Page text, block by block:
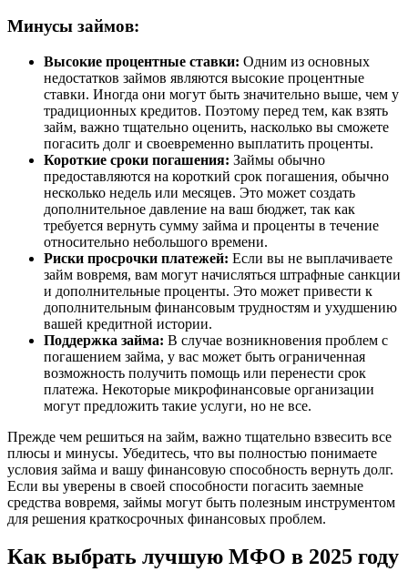
Минусы займов:
Высокие процентные ставки: Одним из основных
недостатков займов являются высокие процентные
ставки. Иногда они могут быть значительно выше, чем у
традиционных кредитов. Поэтому перед тем, как взять
займ, важно тщательно оценить, насколько вы сможете
погасить долг и своевременно выплатить проценты.
Короткие сроки погашения: Займы обычно
предоставляются на короткий срок погашения, обычно
несколько недель или месяцев. Это может создать
дополнительное давление на ваш бюджет, так как
требуется вернуть сумму займа и проценты в течение
относительно небольшого времени.
Риски просрочки платежей: Если вы не выплачиваете
займ вовремя, вам могут начисляться штрафные санкции
и дополнительные проценты. Это может привести к
дополнительным финансовым трудностям и ухудшению
вашей кредитной истории.
Поддержка займа: В случае возникновения проблем с
погашением займа, у вас может быть ограниченная
возможность получить помощь или перенести срок
платежа. Некоторые микрофинансовые организации
могут предложить такие услуги, но не все.
Прежде чем решиться на займ, важно тщательно взвесить все
плюсы и минусы. Убедитесь, что вы полностью понимаете
условия займа и вашу финансовую способность вернуть долг.
Если вы уверены в своей способности погасить заемные
средства вовремя, займы могут быть полезным инструментом
для решения краткосрочных финансовых проблем.
Как выбрать лучшую МФО в 2025 году